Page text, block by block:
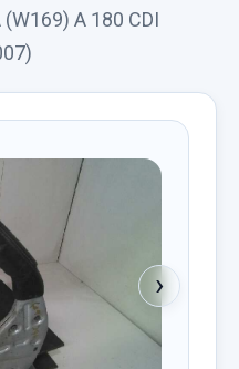
(W169) A 180 CDI
›